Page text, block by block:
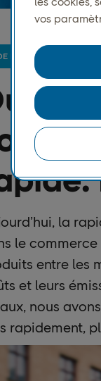
DE CAS : JD SPORTS
la
le
entre les
et leurs
nous
rapidement,
vos